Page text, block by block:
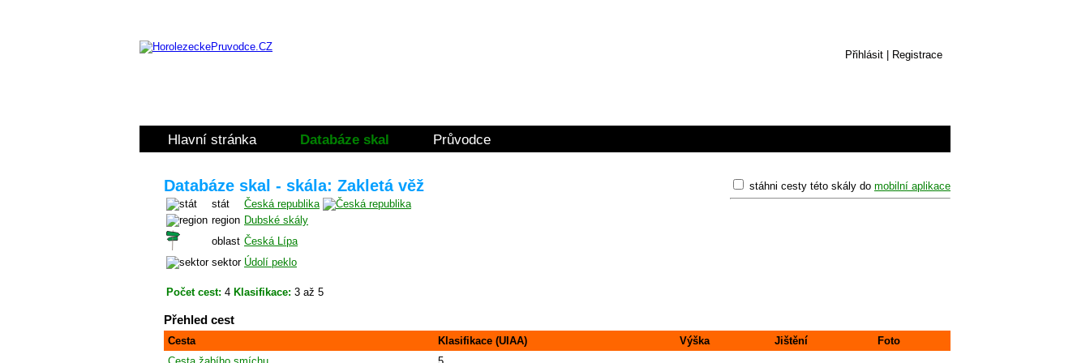
Přihlásit Registrace
Hlavní stránka Databáze skal Průvodce
stáhni cesty této skály do mobilní aplikace
Databáze skal - skála: Zakletá věž
stát
Česká republika
region Dubské skály
oblast Česká Lípa
sektor Údolí peklo
Počet cest: 4 Klasifikace: 3 až 5
Přehled cest
Cesta Klasifikace (UIAA) Výška Jištění
Foto